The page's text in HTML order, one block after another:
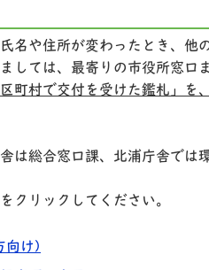
名や住所が変わったとき、
しては、最寄りの市役所窓
区町村で交付を受けた鑑札」を
は総合窓口課、北浦庁舎では
クリックしてください。
向け)